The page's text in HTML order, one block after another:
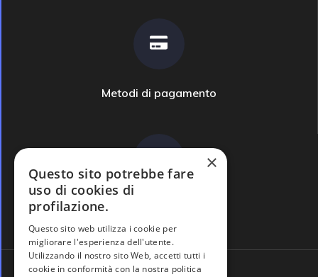
Metodi di pagamento
Domande frequenti
×
Questo sito potrebbe fare
uso di cookies di
profilazione.
Questo sito web utilizza i cookie per
migliorare l'esperienza dell'utente.
Utilizzando il nostro sito Web, accetti tutti i
cookie in conformità con la nostra politica